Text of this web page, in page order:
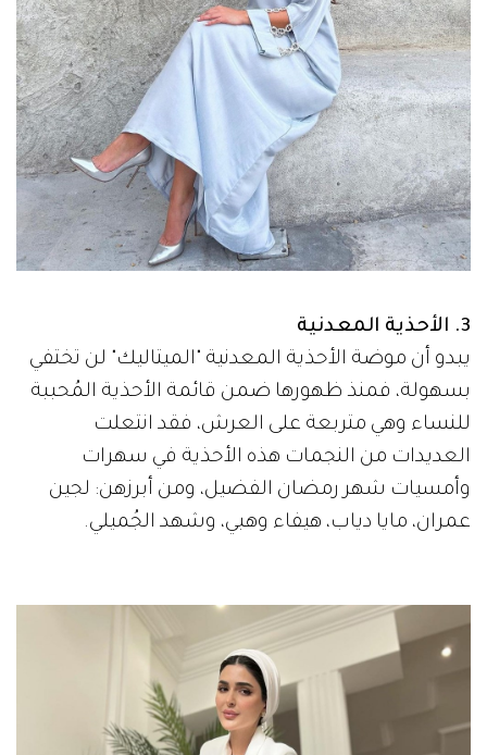
3. الأحذية المعدنية
يبدو أن موضة الأحذية المعدنية "الميتاليك" لن تختفي
بسهولة، فمنذ ظهورها ضمن قائمة الأحذية المُحببة
للنساء وهي متربعة على العرش، فقد انتعلت
العديدات من النجمات هذه الأحذية في سهرات
وأمسيات شهر رمضان الفضيل، ومن أبرزهن: لجين
عمران، مايا دياب، هيفاء وهبي، وشهد الجُميلي.